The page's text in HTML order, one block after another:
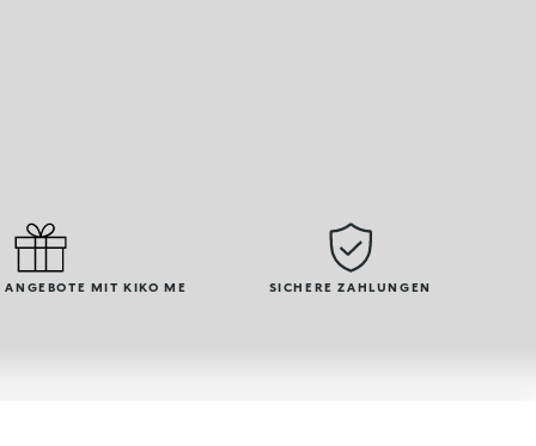
ANGEBOTE MIT KIKO ME SICHERE ZAHLUNGEN